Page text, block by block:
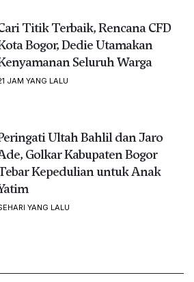
Titik Terbaik, Rencana CFD
Bogor, Dedie Utamakan
Seluruh Warga
JAM YANG LALU
Ultah Bahlil dan Jaro
Golkar Kabupaten Bogor
Kepedulian untuk Anak
YANG LALU